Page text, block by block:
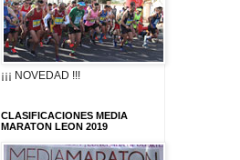
¡¡¡ NOVEDAD !!!
CLASIFICACIONES MEDIA
MARATON LEON 2019